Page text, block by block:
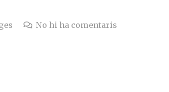
No hi ha comentaris